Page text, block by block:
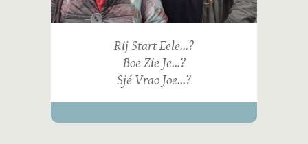
Rij Start Eele...?
Boe Zie Je...?
Sjé Vrao Joe...?